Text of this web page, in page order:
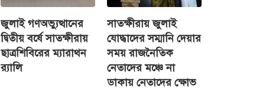
জুলাই গণঅভ্যুত্থানের
দ্বিতীয় বর্ষে সাতক্ষীরায়
ছাত্রশিবিরের ম্যারাথন
র‌্যালি
সাতক্ষীরায় জুলাই
যোদ্ধাদের সম্মানি দেয়ার
সময় রাজনৈতিক
নেতাদের মঞ্চে না
ডাকায় নেতাদের ক্ষোভ